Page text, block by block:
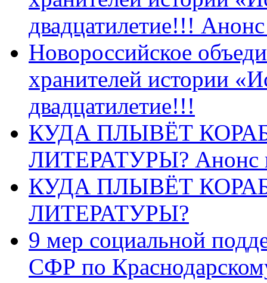
двадцатилетие!!!
Новороссийское
хранителей истории
двадцатилетие!!!
КУДА ПЛЫВЁТ
ЛИТЕРАТУРЫ? Анонс
КУДА ПЛЫВЁТ
ЛИТЕРАТУРЫ?
9 мер социальной
СФР по